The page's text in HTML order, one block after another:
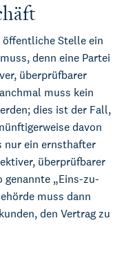
Stelle ein
denn eine Partei
überprüfbarer
muss kein
dies ist der Fall,
davon
nur ein ernsthafter
überprüfbarer
„Eins-zu-
muss dann
den Vertrag zu